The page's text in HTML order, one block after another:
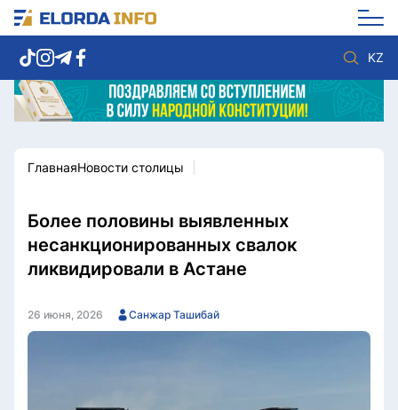
KZ
Новости столицы
Политика
Спорт
Культура
Видео
Мир
Послание
Служба Комплаенс
ГлавнаяНовости столицы
Более половины выявленных
несанкционированных свалок
ликвидировали в Астане
26 июня, 2026 Санжар Ташибай